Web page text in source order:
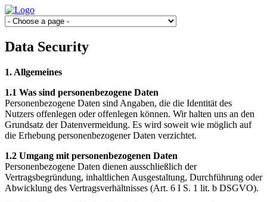
Data Security
1. Allgemeines
1.1 Was sind personenbezogene Daten
Personenbezogene Daten sind Angaben, die die Identität des
Nutzers offenlegen oder offenlegen können. Wir halten uns an den
Grundsatz der Datenvermeidung. Es wird soweit wie möglich auf
die Erhebung personenbezogener Daten verzichtet.
1.2 Umgang mit personenbezogenen Daten
Personenbezogene Daten dienen ausschließlich der
Vertragsbegründung, inhaltlichen Ausgestaltung, Durchführung oder
Abwicklung des Vertragsverhältnisses (Art. 6 I S. 1 lit. b DSGVO).